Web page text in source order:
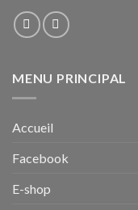
MENU PRINCIPAL
Accueil
Facebook
E-shop